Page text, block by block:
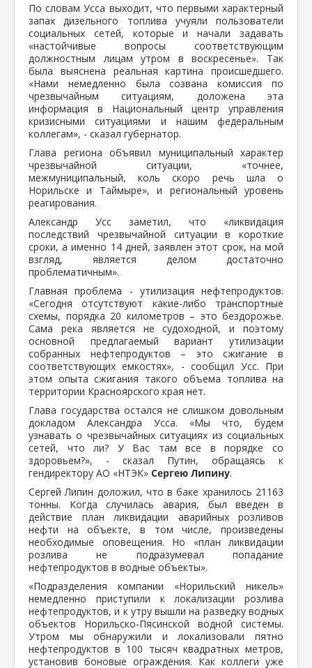
По словам Усса выходит, что первыми характерный
запах дизельного топлива учуяли пользователи
социальных сетей, которые и начали задавать
«настойчивые вопросы соответствующим
должностным лицам утром в воскресенье». Так
была выяснена реальная картина происшедшего.
«Нами немедленно была созвана комиссия по
чрезвычайным ситуациям, доложена эта
информация в Национальный центр управления
кризисными ситуациями и нашим федеральным
коллегам», - сказал губернатор.
Глава региона объявил муниципальный характер
чрезвычайной ситуации, «точнее,
межмуниципальный, коль скоро речь шла о
Норильске и Таймыре», и региональный уровень
реагирования.
Александр Усс заметил, что «ликвидация
последствий чрезвычайной ситуации в короткие
сроки, а именно 14 дней, заявлен этот срок, на мой
взгляд, является делом достаточно
проблематичным».
Главная проблема - утилизация нефтепродуктов.
«Сегодня отсутствуют какие-либо транспортные
схемы, порядка 20 километров – это бездорожье.
Сама река является не судоходной, и поэтому
основной предлагаемый вариант утилизации
собранных нефтепродуктов – это сжигание в
соответствующих емкостях», - сообщил Усс. При
этом опыта сжигания такого объема топлива на
территории Красноярского края нет.
Глава государства остался не слишком довольным
докладом Александра Усса. «Мы что, будем
узнавать о чрезвычайных ситуациях из социальных
сетей, что ли? У Вас там все в порядке со
здоровьем?», - сказал Путин, обращаясь к
гендиректору АО «НТЭК» Сергею Липину.
Сергей Липин доложил, что в баке хранилось 21163
тонны. Когда случилась авария, был введен в
действие план ликвидации аварийных розливов
нефти на объекте, в том числе, произведены
необходимые оповещения. Но «план ликвидации
розлива не подразумевал попадание
нефтепродуктов в водные объекты».
«Подразделения компании «Норильский никель»
немедленно приступили к локализации розлива
нефтепродуктов, и к утру вышли на разведку водных
объектов Норильско-Пясинской водной системы.
Утром мы обнаружили и локализовали пятно
нефтепродуктов в 100 тысяч квадратных метров,
установив боновые ограждения. Как коллеги уже